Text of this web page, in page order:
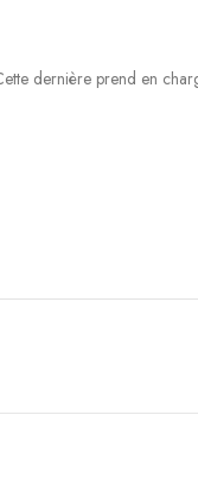
dernière prend en
RS-232 pour la